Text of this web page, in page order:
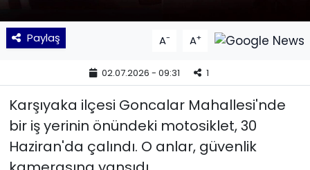
Paylaş A- A+
02.07.2026 - 09:31 1
Karşıyaka ilçesi Goncalar Mahallesi'nde
bir iş yerinin önündeki motosiklet, 30
Haziran'da çalındı. O anlar, güvenlik
Siyaset
TEKNOLOJİ
Yaşam